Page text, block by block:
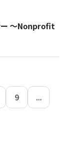
ー 〜Nonprofit
9
...